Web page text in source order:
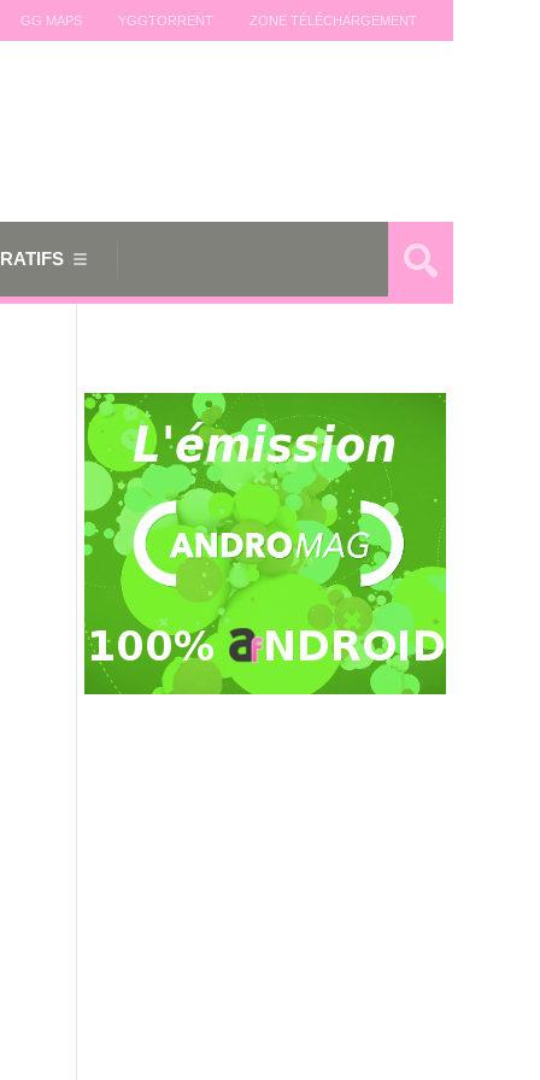
GG MAPS YGGTORRENT ZONE TÉLÉCHARGEMENT